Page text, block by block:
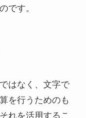
です。
はなく、文字で
を行うためのも
れを活用するこ